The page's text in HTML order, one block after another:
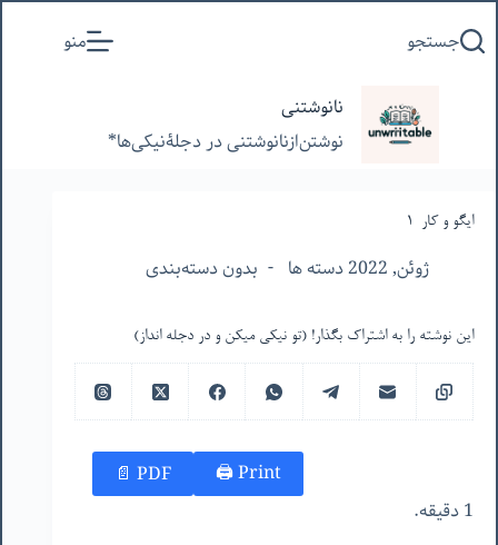
به
جستجو منو
نانوشتنی
نوشتن‌از‌نانوشتنی‌ در‌ دجلۀنیکی‌ها*
ایگو و کار-١
ژوئن, 2022 دسته ها بدون دسته‌بندی
این نوشته را به اشتراک بگذار! (تو نیکی میکن و در دجله انداز)
Print 🖨
PDF 📄
1 دقیقه.